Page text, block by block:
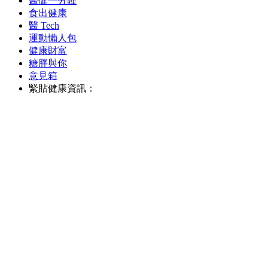
食出健康
醫 Tech
運動懶人包
健康財富
糖胖與你
意見箱
緊貼健康資訊：